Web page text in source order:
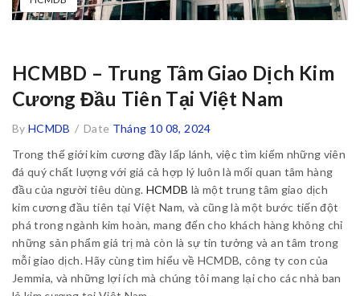
HCMBD – Trung Tâm Giao Dịch Kim
Cương Đầu Tiên Tại Việt Nam
ByHCMDB / Date Tháng 10 08, 2024
Trong thế giới kim cương đầy lấp lánh, việc tìm kiếm những viên
đá quý chất lượng với giá cả hợp lý luôn là mối quan tâm hàng
đầu của người tiêu dùng. HCMDB là một trung tâm giao dịch
kim cương đầu tiên tại Việt Nam, và cũng là một bước tiến đột
phá trong ngành kim hoàn, mang đến cho khách hàng không chỉ
những sản phẩm giá trị mà còn là sự tin tưởng và an tâm trong
mỗi giao dịch. Hãy cùng tìm hiểu về HCMDB, công ty con của
Jemmia, và những lợi ích mà chúng tôi mang lại cho các nhà ban